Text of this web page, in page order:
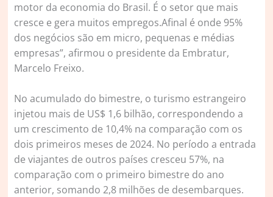
motor da economia do Brasil. É o setor que mais
cresce e gera muitos empregos.Afinal é onde 95%
dos negócios são em micro, pequenas e médias
empresas”, afirmou o presidente da Embratur,
Marcelo Freixo.
No acumulado do bimestre, o turismo estrangeiro
injetou mais de US$ 1,6 bilhão, correspondendo a
um crescimento de 10,4% na comparação com os
dois primeiros meses de 2024. No período a entrada
de viajantes de outros países cresceu 57%, na
comparação com o primeiro bimestre do ano
anterior, somando 2,8 milhões de desembarques.